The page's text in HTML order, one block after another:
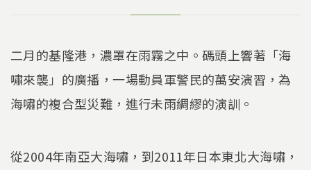
二月的基隆港，濃罩在雨霧之中。碼頭上響著「海
嘯來襲」的廣播，一場動員軍警民的萬安演習，為
海嘯的複合型災難，進行未雨綢繆的演訓。
從2004年南亞大海嘯，到2011年日本東北大海嘯，